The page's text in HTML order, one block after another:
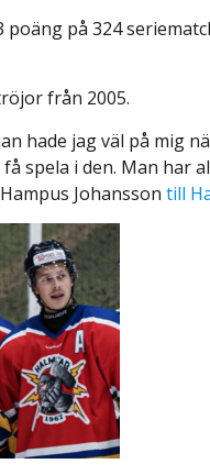
på 324
från 2005.
hade jag väl på mig
spela i den. Man har
Johanssontill